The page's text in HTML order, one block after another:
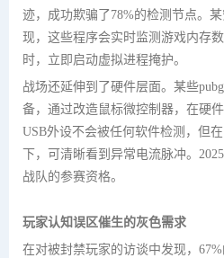
迹，成功欺骗了78%的检测节点。
现，这些程序会实时监测游戏内存
时，立即启动虚拟进程掩护。
战场还延伸到了硬件层面。某些
备，通过改造鼠标微控制器，在硬
USB外设不会被任何软件检测，但
下，可清晰看到异常电流脉冲。
战队的参赛资格。
玩家认知误区催生的灰色需求
在对被封禁玩家的访谈中发现，